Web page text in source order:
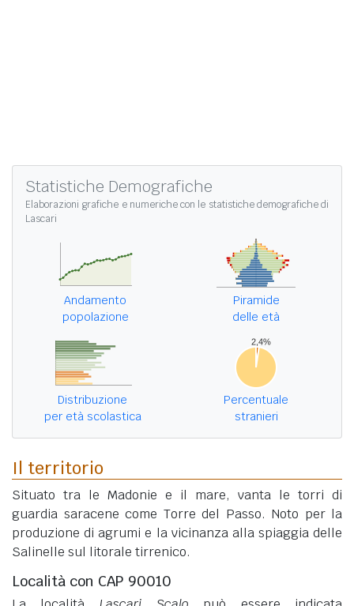
Statistiche Demografiche
Elaborazioni grafiche e numeriche con le statistiche demografiche di
Lascari
Andamento
popolazione
Piramide
delle età
Distribuzione
per età scolastica
Percentuale
stranieri
Il territorio
Situato tra le Madonie e il mare, vanta le torri di
guardia saracene come Torre del Passo. Noto per la
produzione di agrumi e la vicinanza alla spiaggia delle
Salinelle sul litorale tirrenico.
Località con CAP 90010